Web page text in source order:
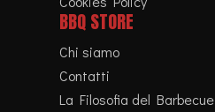
BBQ STORE
Chi siamo
Contatti
La Filosofia del Barbecue